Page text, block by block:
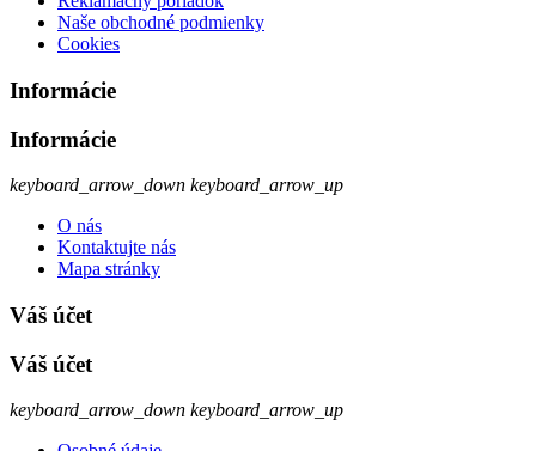
Naše obchodné podmienky
Cookies
Informácie
Informácie
keyboard_arrow_down keyboard_arrow_up
O nás
Kontaktujte nás
Mapa stránky
Váš účet
Váš účet
keyboard_arrow_down keyboard_arrow_up